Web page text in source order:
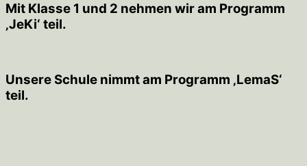
Mit Klasse 1 und 2 nehmen wir am Programm
‚JeKi‘ teil.
Unsere Schule nimmt am Programm ‚LemaS‘
teil.